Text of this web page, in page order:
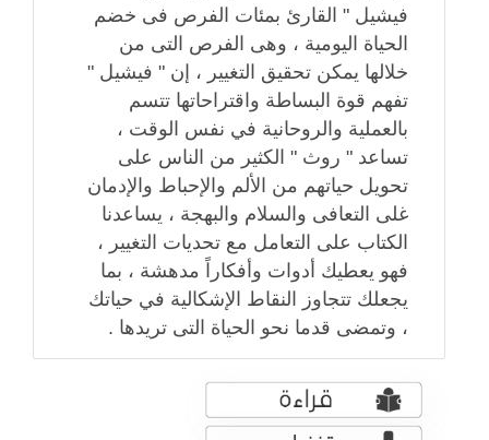
فيشيل " القارئ بمئات الفرص فى خضم
الحياة اليومية ، وهى الفرص التى من
خلالها يمكن تحقيق التغيير ، إن " فيشيل "
تفهم قوة البساطة واقتراحاتها تتسم
بالعملية والروحانية في نفس الوقت ،
تساعد " روث " الكثير من الناس على
تحويل حياتهم من الألم والإحباط والإدمان
غلى التعافى والسلام والبهجة ، يساعدنا
الكتاب على التعامل مع تحديات التغيير ،
فهو يعطيك أدوات وأفكاراً مدهشة ، بما
يجعلك تتجاوز النقاط الإشكالية في حياتك
، وتمضى قدما نحو الحياة التى تريدها .